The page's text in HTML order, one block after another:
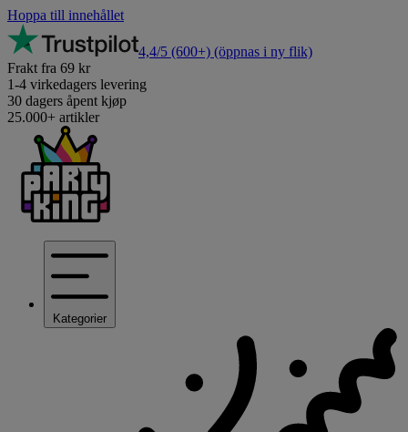
Hoppa till innehållet
4,4/5 (600+) (öppnas i ny flik)
Frakt fra 69 kr
1-4 virkedagers levering
30 dagers åpent kjøp
25.000+ artikler
Kategorier